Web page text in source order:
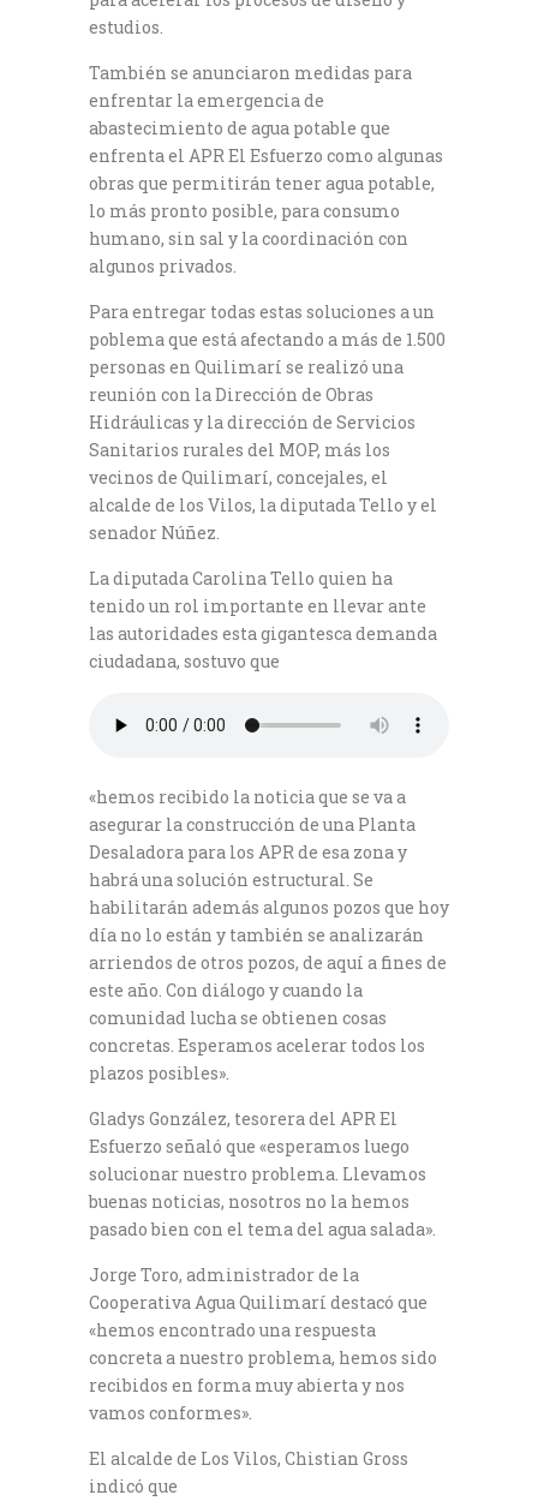
estudios.
También se anunciaron medidas para
enfrentar la emergencia de
abastecimiento de agua potable que
enfrenta el APR El Esfuerzo como algunas
obras que permitirán tener agua potable,
lo más pronto posible, para consumo
humano, sin sal y la coordinación con
algunos privados.
Para entregar todas estas soluciones a un
poblema que está afectando a más de 1.500
personas en Quilimarí se realizó una
reunión con la Dirección de Obras
Hidráulicas y la dirección de Servicios
Sanitarios rurales del MOP, más los
vecinos de Quilimarí, concejales, el
alcalde de los Vilos, la diputada Tello y el
senador Núñez.
La diputada Carolina Tello quien ha
tenido un rol importante en llevar ante
las autoridades esta gigantesca demanda
ciudadana, sostuvo que
«hemos recibido la noticia que se va a
asegurar la construcción de una Planta
Desaladora para los APR de esa zona y
habrá una solución estructural. Se
habilitarán además algunos pozos que hoy
día no lo están y también se analizarán
arriendos de otros pozos, de aquí a fines de
este año. Con diálogo y cuando la
comunidad lucha se obtienen cosas
concretas. Esperamos acelerar todos los
plazos posibles».
Gladys González, tesorera del APR El
Esfuerzo señaló que «esperamos luego
solucionar nuestro problema. Llevamos
buenas noticias, nosotros no la hemos
pasado bien con el tema del agua salada».
Jorge Toro, administrador de la
Cooperativa Agua Quilimarí destacó que
«hemos encontrado una respuesta
concreta a nuestro problema, hemos sido
recibidos en forma muy abierta y nos
vamos conformes».
El alcalde de Los Vilos, Chistian Gross
indicó que